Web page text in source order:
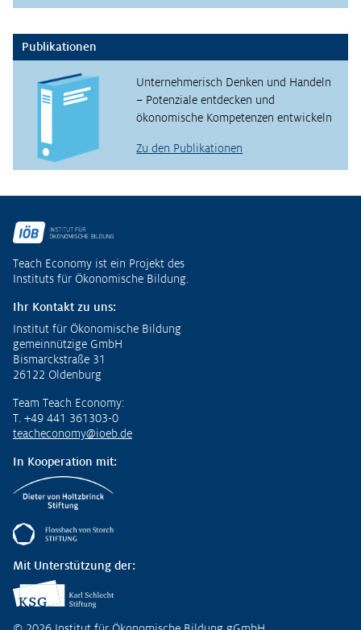
Publikationen
Unternehmerisch Denken und Handeln
– Potenziale entdecken und
ökonomische Kompetenzen entwickeln
Zu den Publikationen
Teach Economy ist ein Projekt des
Instituts für Ökonomische Bildung.
Ihr Kontakt zu uns:
Institut für Ökonomische Bildung
gemeinnützige GmbH
Bismarckstraße 31
26122 Oldenburg
Team Teach Economy:
T. +49 441 361303-0
teacheconomy@ioeb.de
In Kooperation mit:
Mit Unterstützung der: